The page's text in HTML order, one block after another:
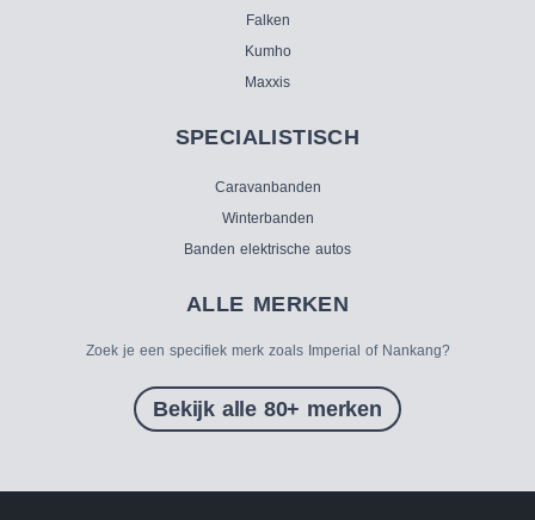
Falken
Kumho
Maxxis
SPECIALISTISCH
Caravanbanden
Winterbanden
Banden elektrische autos
ALLE MERKEN
Zoek je een specifiek merk zoals Imperial of Nankang?
Bekijk alle 80+ merken